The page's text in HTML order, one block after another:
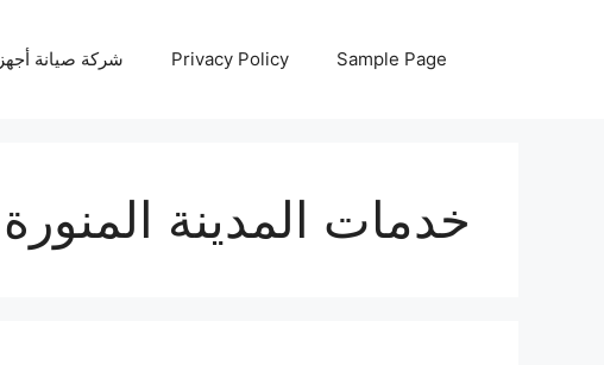
Sample Page
Privacy Policy شركة صيانة أجهزة منزلية | 17674_
خدمات المدينة المنورة